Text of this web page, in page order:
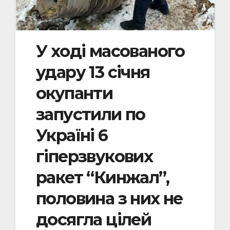
У ході масованого
удару 13 січня
окупанти
запустили по
Україні 6
гіперзвукових
ракет “Кинжал”,
половина з них не
досягла цілей